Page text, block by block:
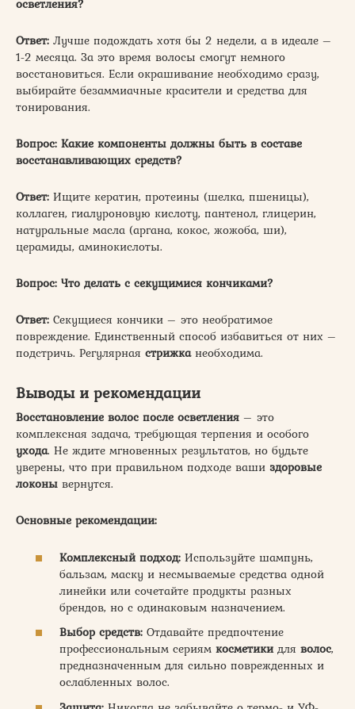
осветления?
Ответ: Лучше подождать хотя бы 2 недели, а в идеале –
1-2 месяца. За это время волосы смогут немного
восстановиться. Если окрашивание необходимо сразу,
выбирайте безаммиачные красители и средства для
тонирования.
Вопрос: Какие компоненты должны быть в составе
восстанавливающих средств?
Ответ: Ищите кератин, протеины (шелка, пшеницы),
коллаген, гиалуроновую кислоту, пантенол, глицерин,
натуральные масла (аргана, кокос, жожоба, ши),
церамиды, аминокислоты.
Вопрос: Что делать с секущимися кончиками?
Ответ: Секущиеся кончики – это необратимое
повреждение. Единственный способ избавиться от них –
подстричь. Регулярная стрижканеобходима.
Выводы и рекомендации
Восстановление волос после осветления – это
комплексная задача, требующая терпения и особого
ухода. Не ждите мгновенных результатов, но будьте
уверены, что при правильном подходе ваши здоровые
локоны вернутся.
Основные рекомендации:
Комплексный подход: Используйте шампунь,
бальзам, маску и несмываемые средства одной
линейки или сочетайте продукты разных
брендов, но с одинаковым назначением.
Выбор средств: Отдавайте предпочтение
профессиональным сериям косметикидля волос,
предназначенным для сильно поврежденных и
ослабленных волос.